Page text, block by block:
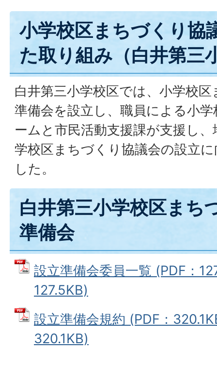
小学校区まちづくり協
た取り組み（白井第三
白井第三小学校区では、小学校
準備会を設立し、職員による小
ームと市民活動支援課が支援し
学校区まちづくり協議会の設立
した。
白井第三小学校区まち
準備会
設立準備会委員一覧 (PDF：
127.5KB)
設立準備会規約 (PDF：
320.1KB)